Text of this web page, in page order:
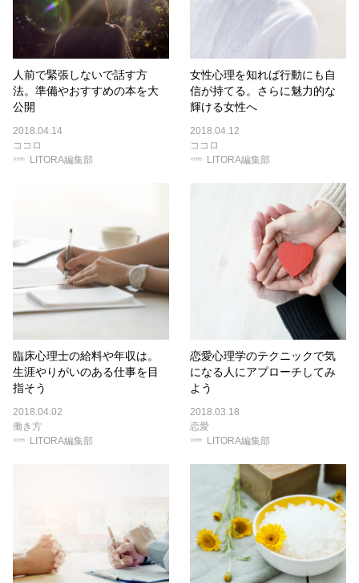
人前で緊張しないで話す方
法。準備やおすすめの本を大
公開
2018.04.14
ココロ
LITORA編集部
女性心理を知れば行動にも自
信が持てる。さらに魅力的な
輝ける女性へ
2018.04.12
ココロ
LITORA編集部
臨床心理士の給料や年収は。
生涯やりがいのある仕事を目
指そう
2018.04.02
働き方
LITORA編集部
恋愛心理学のテクニックで気
になる人にアプローチしてみ
よう
2018.03.18
恋愛
LITORA編集部